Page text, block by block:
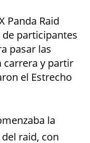
Panda Raid
participantes
pasar las
carrera y partir
el Estrecho
la
del raid, con